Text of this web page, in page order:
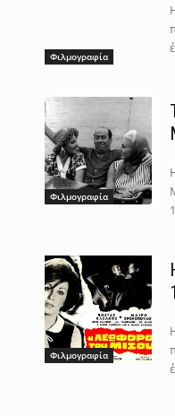
Φιλμογραφία
Φιλμογραφία
Φιλμογραφία